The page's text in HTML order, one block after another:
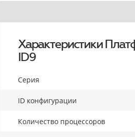
Характеристики
ID9
Серия
ID конфигурации
Количество процессоров